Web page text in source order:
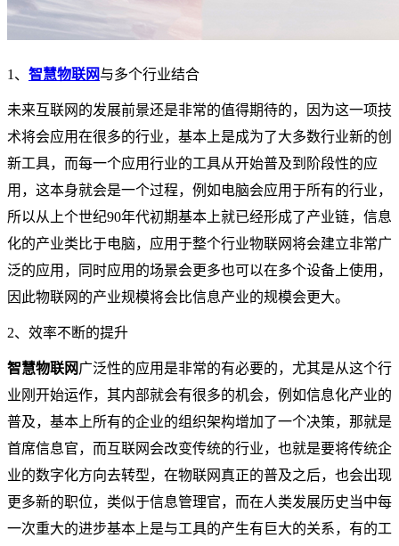
1、 智慧物联网与多个行业结合
未来互联网的发展前景还是非常的值得期待的，因为这一项技
术将会应用在很多的行业，基本上是成为了大多数行业新的创
新工具，而每一个应用行业的工具从开始普及到阶段性的应
用，这本身就会是一个过程，例如电脑会应用于所有的行业，
所以从上个世纪90年代初期基本上就已经形成了产业链，信息
化的产业类比于电脑，应用于整个行业物联网将会建立非常广
泛的应用，同时应用的场景会更多也可以在多个设备上使用，
因此物联网的产业规模将会比信息产业的规模会更大。
2、效率不断的提升
智慧物联网广泛性的应用是非常的有必要的，尤其是从这个行
业刚开始运作，其内部就会有很多的机会，例如信息化产业的
普及，基本上所有的企业的组织架构增加了一个决策，那就是
首席信息官，而互联网会改变传统的行业，也就是要将传统企
业的数字化方向去转型，在物联网真正的普及之后，也会出现
更多新的职位，类似于信息管理官，而在人类发展历史当中每
一次重大的进步基本上是与工具的产生有巨大的关系，有的工